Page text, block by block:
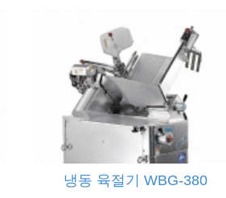
냉동 육절기 WBG-380